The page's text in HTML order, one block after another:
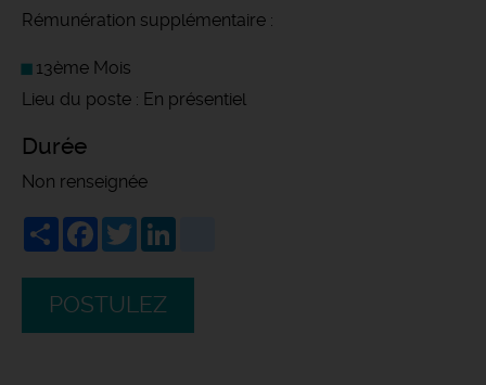
Rémunération supplémentaire :
13ème Mois
Lieu du poste : En présentiel
Durée
Non renseignée
ShareFacebook
Twitter
POSTULEZ